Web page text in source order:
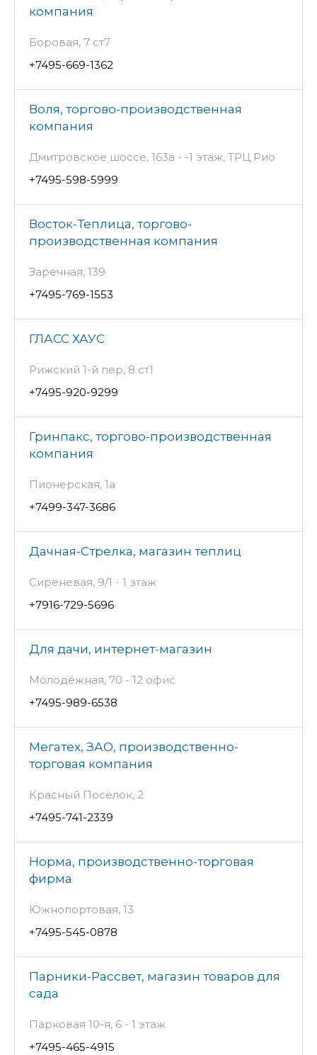
компания
Боровая, 7 ст7
+7495-669-1362
Воля, торгово-производственная
компания
Дмитровское шоссе, 163а - -1 этаж, ТРЦ Рио
+7495-598-5999
Восток-Теплица, торгово-
производственная компания
Заречная, 139
+7495-769-1553
ГЛАСС ХАУС
Рижский 1-й пер, 8 ст1
+7495-920-9299
Гринпакс, торгово-производственная
компания
Пионерская, 1а
+7499-347-3686
Дачная-Стрелка, магазин теплиц
Сиреневая, 9/1 - 1 этаж
+7916-729-5696
Для дачи, интернет-магазин
Молодёжная, 70 - 12 офис
+7495-989-6538
Мегатех, ЗАО, производственно-
торговая компания
Красный Посёлок, 2
+7495-741-2339
Норма, производственно-торговая
фирма
Южнопортовая, 13
+7495-545-0878
Парники-Рассвет, магазин товаров для
сада
Парковая 10-я, 6 - 1 этаж
+7495-465-4915